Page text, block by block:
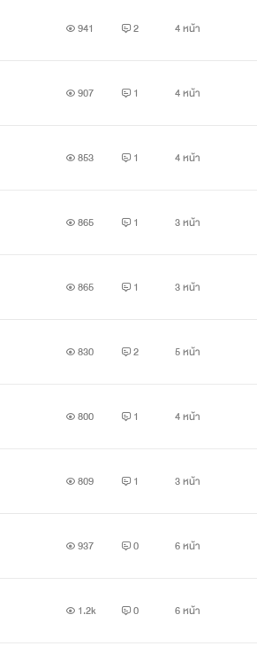
941 2 4 หน้า
907 1 4 หน้า
853 1 4 หน้า
865 1 3 หน้า
865 1 3 หน้า
830 2 5 หน้า
800 1 4 หน้า
809 1 3 หน้า
937 0 6 หน้า
1.2k 0 6 หน้า